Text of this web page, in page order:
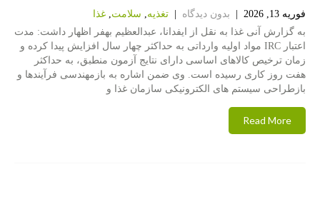
فوریه 13, 2026 | بدون دیدگاه تغذیه, سلامت, غذا
به گزارش آنی غذا به نقل از ایفدانا، عبدالعظیم بهفر اظهار داشت: مدت
اعتبار IRC مواد اولیه وارداتی به حداکثر چهار سال افزایش پیدا کرده و
زمان ترخیص کالاهای اساسی دارای نتایج آزمون منطبق، به حداکثر
هفت روز کاری رسیده است. وی ضمن اشاره به بازمهندسی فرآیندها و
بازطراحی سیستم های الکترونیکی سازمان غذا و
Read More